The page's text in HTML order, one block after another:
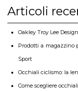
Articoli
Oakley Troy Lee
Prodotti a magazzino
Sport
Occhiali ciclismo: la
Come scegliere